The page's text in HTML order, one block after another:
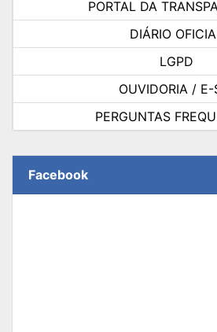
PORTAL DA
DIÁRIO
LGPD
OUVIDORIA / E-
PERGUNTAS
Facebook